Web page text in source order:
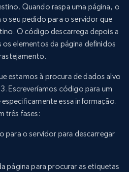
Quando raspa uma página, o
seu pedido para o servidor que
O código descarrega depois a
elementos da página definidos
estamos à procura de dados alvo
Escreveríamos código para um
essa informação.
três fases:
para o servidor para descarregar
página para procurar as etiquetas